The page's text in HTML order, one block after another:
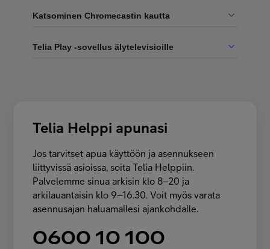
Katsominen Chromecastin kautta
Telia Play -sovellus älytelevisioille
Telia Helppi apunasi
Jos tarvitset apua käyttöön ja asennukseen
liittyvissä asioissa, soita Telia Helppiin.
Palvelemme sinua arkisin klo 8–20 ja
arkilauantaisin klo 9–16.30. Voit myös varata
asennusajan haluamallesi ajankohdalle.
0600 10 100